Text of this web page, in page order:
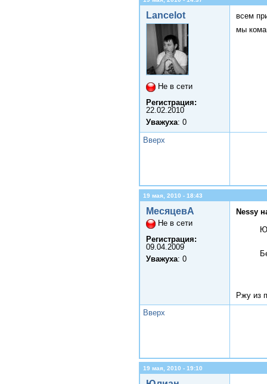
Lancelot
Не в сети
Регистрация:
22.02.2010
Уважуха: 0
всем
мы
Вверх
19 мая, 2010 - 18:43
МесяцевА
Не в сети
Регистрация:
09.04.2009
Уважуха: 0
Nessy
Ржу из
Вверх
19 мая, 2010 - 19:10